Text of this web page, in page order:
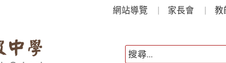
網站導覽 家長會 教